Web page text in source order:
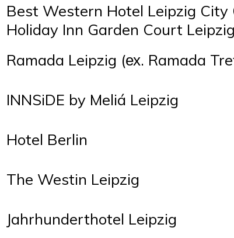
Best Western Hotel Leipzig City
Holiday Inn Garden Court
Ramada Leipzig (ех. Ramada
INNSiDE by Meliá Leipzig
Hotel Berlin
The Westin Leipzig
Jahrhunderthotel Leipzig